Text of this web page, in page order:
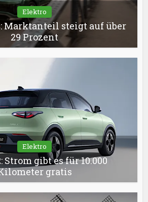
Elektro
Marktanteil steigt auf über
29 Prozent
Elektro
Strom gibt es für 10.000
gratis